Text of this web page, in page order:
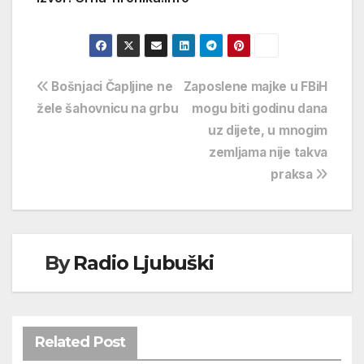
Navigacija
Zaposlene majke u FBiH
mogu biti godinu dana
uz dijete, u mnogim
zemljama nije takva
praksa
Bošnjaci Čapljine ne
žele šahovnicu na grbu
ByRadio Ljubuški
Related Post